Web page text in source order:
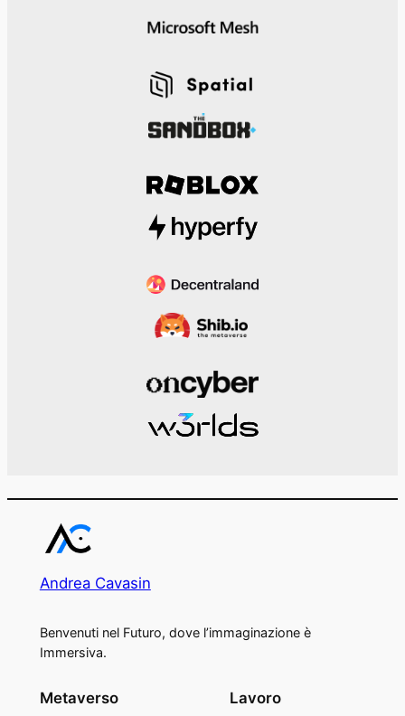
Andrea Cavasin
Benvenuti nel Futuro, dove l’immaginazione è
Immersiva.
Metaverso Lavoro